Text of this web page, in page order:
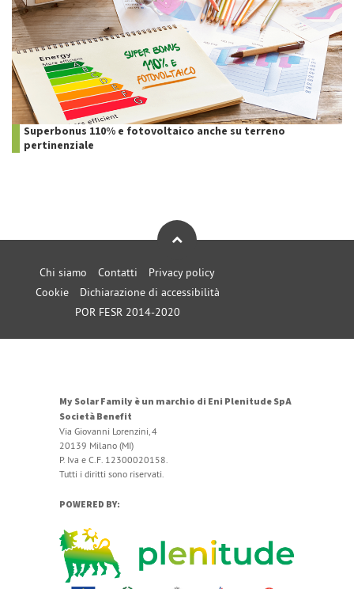
Superbonus 110% e fotovoltaico anche su terreno
pertinenziale
Chi siamo Contatti
Privacy policy
Cookie
Dichiarazione di accessibilità
POR FESR 2014-2020
My Solar Family è un marchio di Eni Plenitude SpA
Società Benefit
Via Giovanni Lorenzini, 4
20139 Milano (MI)
P. Iva e C.F. 12300020158.
Tutti i diritti sono riservati.
POWERED BY: